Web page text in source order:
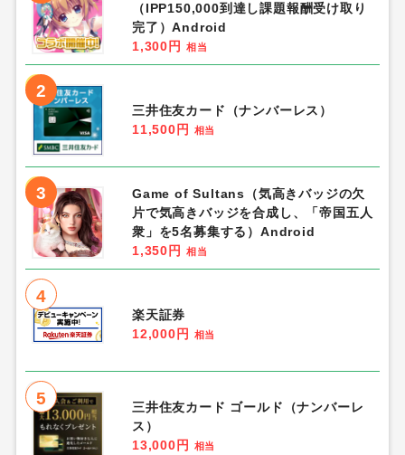
（IPP150,000到達し課題報酬受け取り
完了）Android
1,300円
相当
2
三井住友カード（ナンバーレス）
11,500円
相当
3
Game of Sultans（気高きバッジの欠
片で気高きバッジを合成し、「帝国五人
衆」を5名募集する）Android
1,350円
相当
4
楽天証券
12,000円
相当
5
三井住友カード ゴールド（ナンバーレ
ス）
13,000円
相当